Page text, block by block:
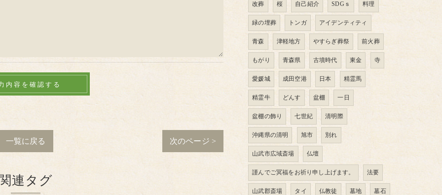
一覧に戻る 次のページ >
連タグ
改葬 桜 自己紹介 SDGｓ 料理
緑の埋葬 トンガ アイデンティティ
青森 津軽地方 やすらぎ葬祭 前火葬
もがり 青森県 古墳時代 東金 寺
愛媛城 成田空港 日本 精霊馬
精霊牛 どんす 盆棚 一日
盆棚の飾り 七世紀 清明際
沖縄県の清明 旭市 別れ
山武市広域斎場 仏壇
謹んでご冥福をお祈り申し上げます。 法要
山武郡斎場 タイ 仏教徒 墓地 墓石